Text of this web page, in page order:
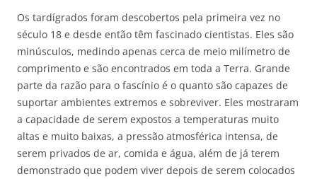
Os tardígrados foram descobertos pela primeira vez no
século 18 e desde então têm fascinado cientistas. Eles são
minúsculos, medindo apenas cerca de meio milímetro de
comprimento e são encontrados em toda a Terra. Grande
parte da razão para o fascínio é o quanto são capazes de
suportar ambientes extremos e sobreviver. Eles mostraram
a capacidade de serem expostos a temperaturas muito
altas e muito baixas, a pressão atmosférica intensa, de
serem privados de ar, comida e água, além de já terem
demonstrado que podem viver depois de serem colocados